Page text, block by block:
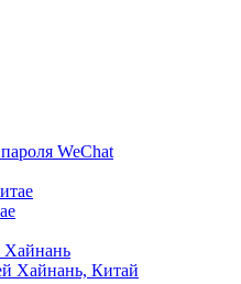
WeChat
Хайнань, Китай